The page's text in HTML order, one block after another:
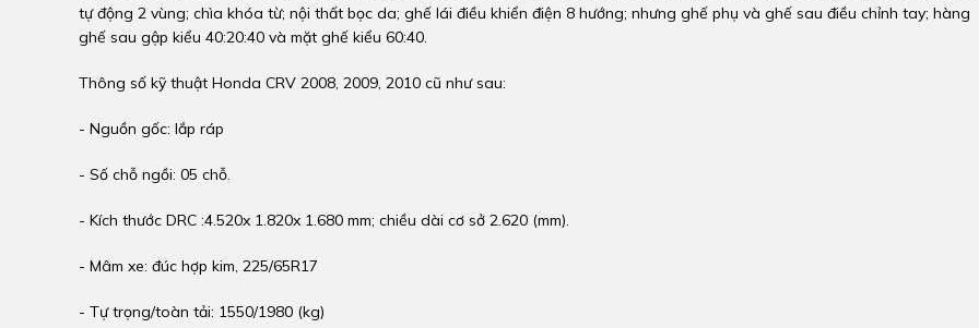
tự động 2 vùng; chìa khóa từ; nội thất bọc da; ghế lái điều khiển điện 8 hướng; nhưng ghế phụ và ghế sau điều chỉnh tay; hàng
ghế sau gập kiểu 40:20:40 và mặt ghế kiểu 60:40.
Thông số kỹ thuật Honda CRV 2008, 2009, 2010 cũ như sau:
- Nguồn gốc: lắp ráp
- Số chỗ ngồi: 05 chỗ.
- Kích thước DRC :4.520x 1.820x 1.680 mm; chiều dài cơ sở 2.620 (mm).
- Mâm xe: đúc hợp kim, 225/65R17
- Tự trọng/toàn tải: 1550/1980 (kg)